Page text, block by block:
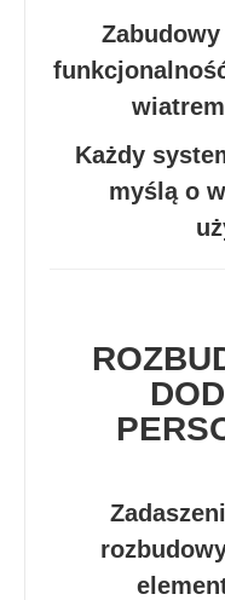
Każdy
myślą o